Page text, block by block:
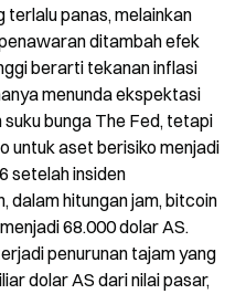
terlalu panas, melainkan
ditambah efek
berarti tekanan inflasi
menunda ekspektasi
bunga The Fed, tetapi
untuk aset berisiko menjadi
setelah insiden
dalam hitungan jam, bitcoin
68.000 dolar AS.
penurunan tajam yang
dolar AS dari nilai pasar,